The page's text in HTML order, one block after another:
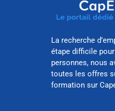
La recherche
étape difficile
personnes, nous
toutes les offres
formation sur